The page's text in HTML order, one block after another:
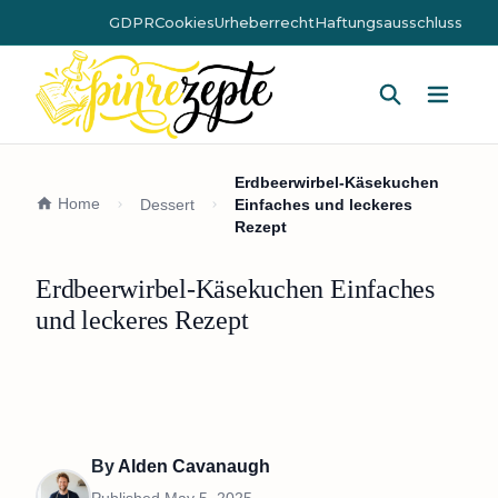
GDPRCookiesUrheberrechtHaftungsausschluss
Home Dessert
Erdbeerwirbel-Käsekuchen
Einfaches und leckeres
Rezept
Erdbeerwirbel-Käsekuchen Einfaches
und leckeres Rezept
ByAlden Cavanaugh